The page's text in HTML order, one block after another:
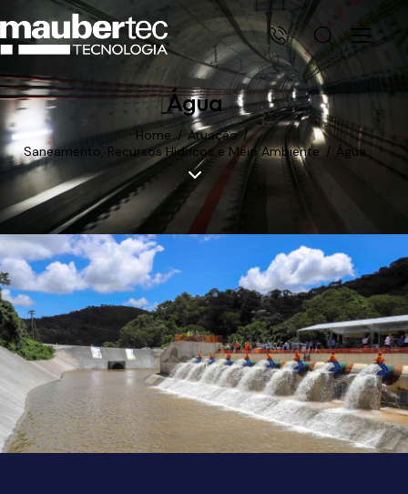
Água
Home
Atuação
Saneamento, Recursos Hídricos e Meio Ambiente
Água